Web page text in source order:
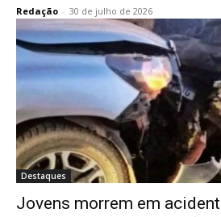
Redação - 30 de julho de 2026
Destaques
Jovens morrem em